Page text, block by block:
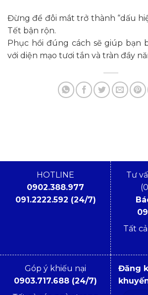
4,050,000₫.
Đừng để đôi mắt trở thành “dấu
Tết bận rộn.
Phục hồi đúng cách sẽ giúp bạn
với diện mạo tươi tắn và tràn đầy
HOTLINE
0902.388.977
091.2222.592 (24/7)
Tư
Tất
Góp ý khiếu nại
0903.717.688 (24/7)
Đăng